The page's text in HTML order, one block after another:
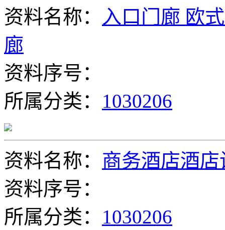
资料名称： 入口门廊 欧
廊
资料序号：
所属分类： 1030206
资料名称： 商务酒店酒
资料序号：
所属分类： 1030206